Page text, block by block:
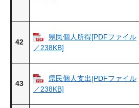
42
県民個人所得[PDFファイル
／238KB]
43
県民個人支出[PDFファイル
／238KB]